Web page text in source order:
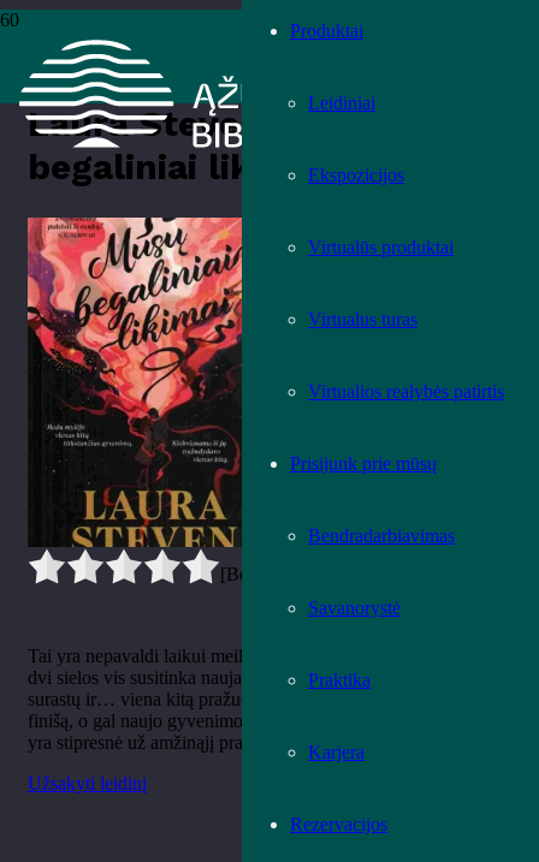
Produktai
Leidiniai
Ekspozicijos
Virtualūs produktai
Virtualus turas
Virtualios realybės patirtis
Prisijunk prie mūsų
Bendradarbiavimas
Savanorystė
Praktika
Karjera
Rezervacijos
Grožinė literatūra›
„Mūsų begaliniai likimai“
Laura Steven „Mūsų
begaliniai likimai“
[Bendrai:
Tai yra nepavaldi laikui meilės istorija, kuri nepaklūsta mirčiai:
dvi sielos vis susitinka naujame gyvenime, kad vėl viena kitą
surastų ir… viena kitą pražudytų. Ar šį kartą Evelina pasieks
finišą, o gal naujo gyvenimo pradžią viena? O gal amžina meilė
yra stipresnė už amžinąjį prakeiksmą?
Užsakyti leidinį